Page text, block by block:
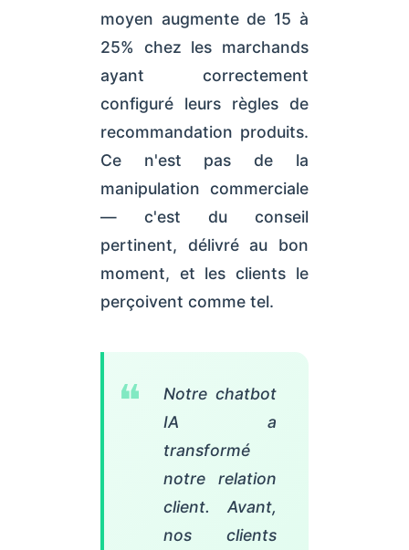
moyen augmente de 15 à
25% chez les marchands
ayant correctement
configuré leurs règles de
recommandation produits.
Ce n'est pas de la
manipulation commerciale
— c'est du conseil
pertinent, délivré au bon
moment, et les clients le
perçoivent comme tel.
Notre chatbot
IA a
transformé
notre relation
client. Avant,
nos clients